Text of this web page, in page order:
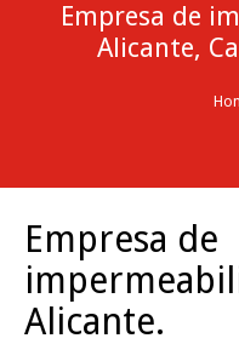
Empresa de
Alicante,
Empresa de
Alicante.